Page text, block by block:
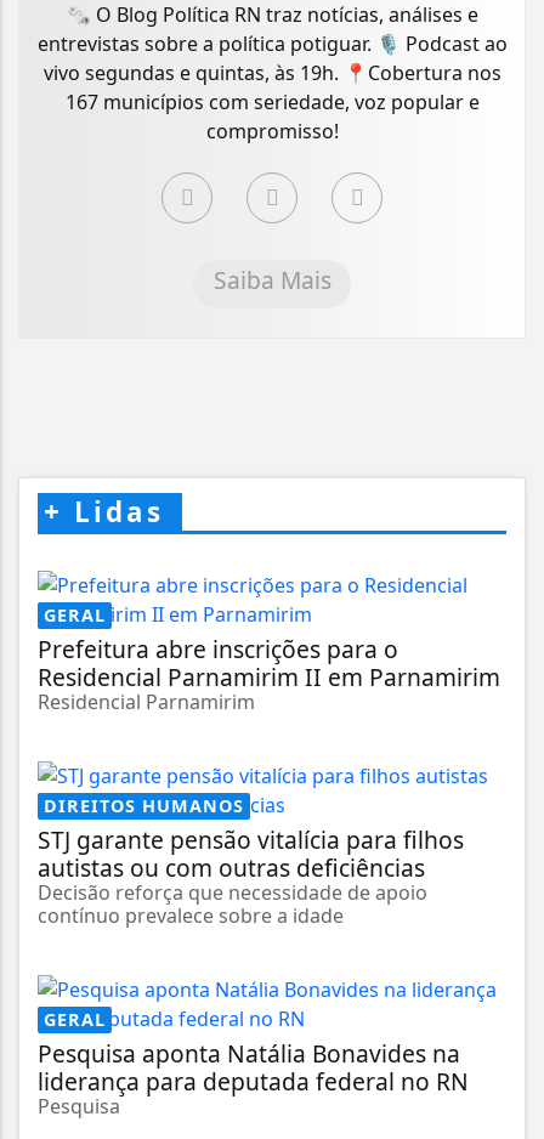
🗞️ O Blog Política RN traz notícias, análises e
entrevistas sobre a política potiguar. 🎙️ Podcast ao
vivo segundas e quintas, às 19h. 📍Cobertura nos
167 municípios com seriedade, voz popular e
compromisso!
Saiba Mais
+ Lidas
GERAL
Prefeitura abre inscrições para o
Residencial Parnamirim II em Parnamirim
Residencial Parnamirim
DIREITOS HUMANOS
STJ garante pensão vitalícia para filhos
autistas ou com outras deficiências
Decisão reforça que necessidade de apoio
contínuo prevalece sobre a idade
GERAL
Pesquisa aponta Natália Bonavides na
liderança para deputada federal no RN
Pesquisa